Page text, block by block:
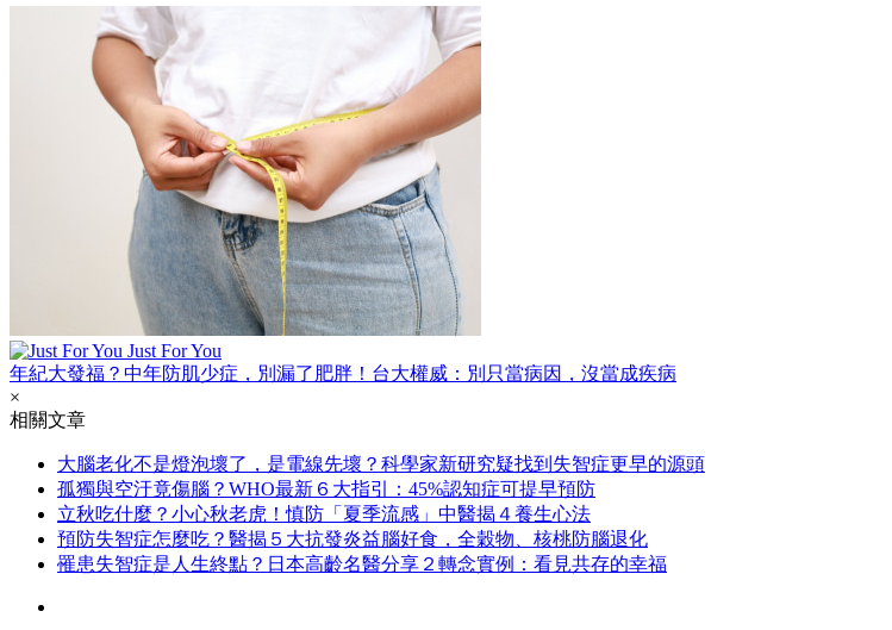
Just For You
年紀大發福？中年防肌少症，別漏了肥胖！台大權威：別只當病因，沒當成疾病
×
相關文章
大腦老化不是燈泡壞了，是電線先壞？科學家新研究疑找到失智症更早的源頭
孤獨與空汙竟傷腦？WHO最新６大指引：45%認知症可提早預防
立秋吃什麼？小心秋老虎！慎防「夏季流感」中醫揭４養生心法
預防失智症怎麼吃？醫揭５大抗發炎益腦好食，全穀物、核桃防腦退化
罹患失智症是人生終點？日本高齡名醫分享２轉念實例：看見共存的幸福